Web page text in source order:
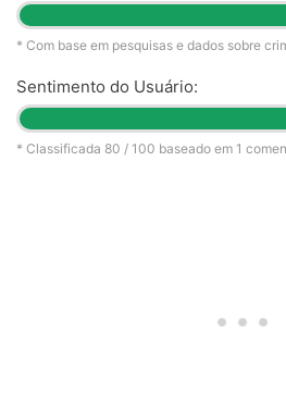
* Com base em pesquisas e dados sobre
Sentimento do Usuário:
* Classificada 80 / 100 baseado em 1